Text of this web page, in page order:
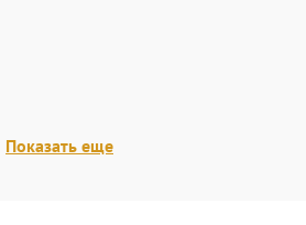
Показать еще